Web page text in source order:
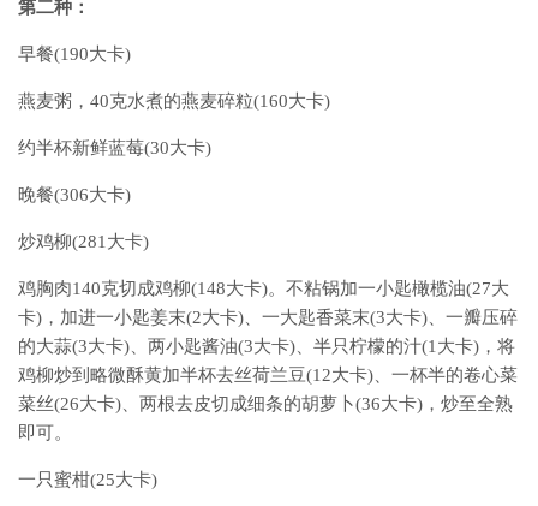
第二种：
早餐(190大卡)
燕麦粥，40克水煮的燕麦碎粒(160大卡)
约半杯新鲜蓝莓(30大卡)
晚餐(306大卡)
炒鸡柳(281大卡)
鸡胸肉140克切成鸡柳(148大卡)。不粘锅加一小匙橄榄油(27大
卡)，加进一小匙姜末(2大卡)、一大匙香菜末(3大卡)、一瓣压碎
的大蒜(3大卡)、两小匙酱油(3大卡)、半只柠檬的汁(1大卡)，将
鸡柳炒到略微酥黄加半杯去丝荷兰豆(12大卡)、一杯半的卷心菜
菜丝(26大卡)、两根去皮切成细条的胡萝卜(36大卡)，炒至全熟
即可。
一只蜜柑(25大卡)